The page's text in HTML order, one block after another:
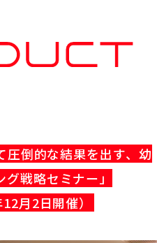
倒的な結果を出す、幼
戦略セミナー」
月2日開催）